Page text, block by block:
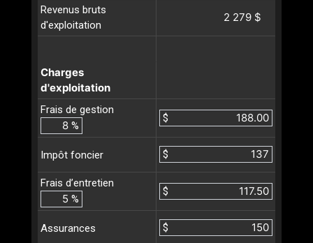
Revenus bruts
d'exploitation
2 279 $
Charges
d'exploitation
Frais de gestion
%
$
Impôt foncier $
Frais d’entretien
%
$
Assurances $